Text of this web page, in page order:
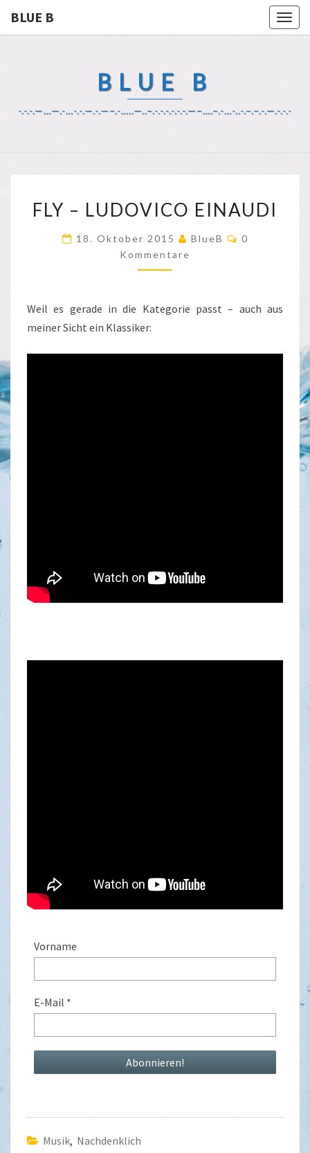
BLUE B
BLUE B
-.-.-.—…—.-…-.-.—.-.—–.-…..—..–.-.-.-.-.-.-.—–….–.-…-..-.–.–.-.—.-.-.-
LUDOVICO
EINAUDI
FLY – LUDOVICO EINAUDI
18. Oktober 2015 BlueB Kommentare
0
Kommentare
Weil es gerade in die Kategorie passt – auch aus
meiner Sicht ein Klassiker:
Vorname
E-Mail *
Musik, Nachdenklich